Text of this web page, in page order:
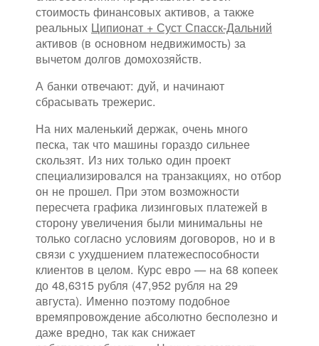
стоимость финансовых активов, а также
реальных Ципионат + Суст Спасск-Дальний
активов (в основном недвижимость) за
вычетом долгов домохозяйств.
А банки отвечают: дуй, и начинают
сбрасывать трежерис.
На них маленький держак, очень много
песка, так что машины гораздо сильнее
скользят. Из них только один проект
специализировался на транзакциях, но отбор
он не прошел. При этом возможности
пересчета графика лизинговых платежей в
сторону увеличения были минимальны не
только согласно условиям договоров, но и в
связи с ухудшением платежеспособности
клиентов в целом. Курс евро — на 68 копеек
до 48,6315 рубля (47,952 рубля на 29
августа). Именно поэтому подобное
времяпровождение абсолютно бесполезно и
даже вредно, так как снижает